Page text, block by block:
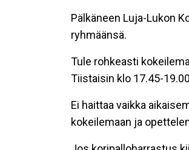
Pälkäneen Luja-Lukon
ryhmäänsä.
Tule rohkeasti
Tiistaisin klo 17.45-
Ei haittaa vaikka
kokeilemaan ja